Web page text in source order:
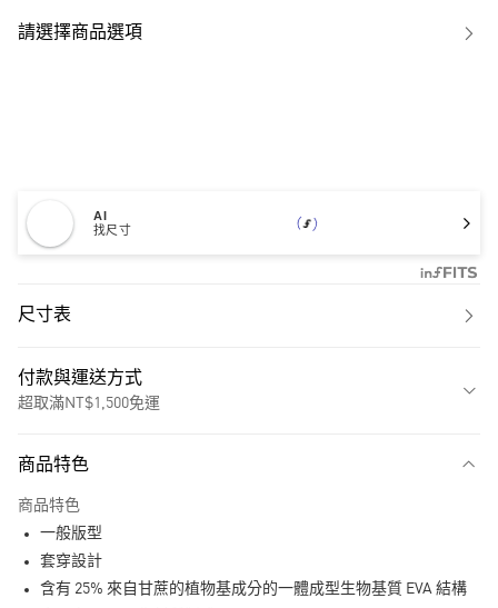
請選擇商品選項
AI
找尺寸
尺寸表
付款與運送方式
超取滿NT$1,500免運
LINE Pay
商品特色
商品特色
一般版型
套穿設計
含有 25% 來自甘蔗的植物基成分的一體成型生物基質 EVA 結構